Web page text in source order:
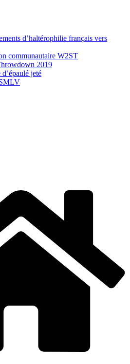
d’haltérophilie français vers
communautaire W2ST
2019
jeté